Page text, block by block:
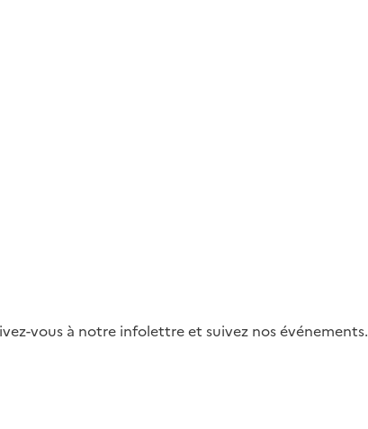
vous à notre infolettre et suivez nos événements.